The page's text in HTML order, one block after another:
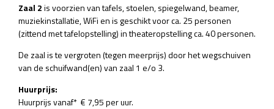
Zaal 2is voorzien van tafels, stoelen, spiegelwand, beamer,
muziekinstallatie, WiFi en is geschikt voor ca. 25 personen
(zittend met tafelopstelling) in theateropstelling ca. 40 personen.
De zaal is te vergroten (tegen meerprijs) door het wegschuiven
van de schuifwand(en) van zaal 1 e/o 3.
Huurprijs:
Huurprijs vanaf* € 7,95 per uur.